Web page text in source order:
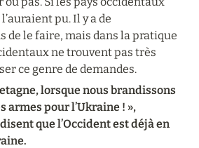
pu. Il y a de
de le faire, mais dans la pratique
ne trouvent pas très
ce genre de demandes.
lorsque nous brandissons
armes pour l’Ukraine ! »,
que l’Occident est déjà en